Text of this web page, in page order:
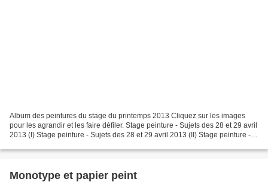
Album des peintures du stage du printemps 2013 Cliquez sur les images
pour les agrandir et les faire défiler. Stage peinture - Sujets des 28 et 29 avril
2013 (I) Stage peinture - Sujets des 28 et 29 avril 2013 (II) Stage peinture -
Monotype et papier peint